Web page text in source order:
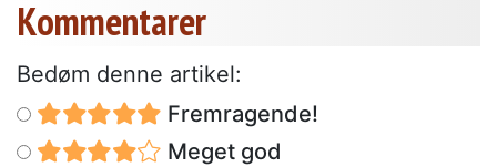
Kommentarer
Bedøm denne artikel:
Fremragende!
Meget god